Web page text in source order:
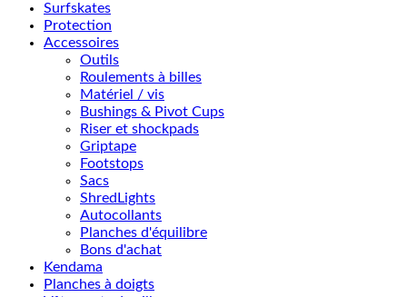
Surfskates
Protection
Accessoires
Outils
Roulements à billes
Matériel / vis
Bushings & Pivot Cups
Riser et shockpads
Griptape
Footstops
Sacs
ShredLights
Autocollants
Planches d'équilibre
Bons d'achat
Kendama
Planches à doigts